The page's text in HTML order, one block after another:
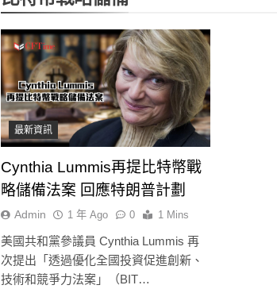
最新資訊
Cynthia Lummis再提比特幣戰
略儲備法案 回應特朗普計劃
Admin 1 年 Ago 0 1 Mins
美國共和黨參議員 Cynthia Lummis 再
次提出「透過優化全國投資促進創新、
技術和競爭力法案」（BIT…